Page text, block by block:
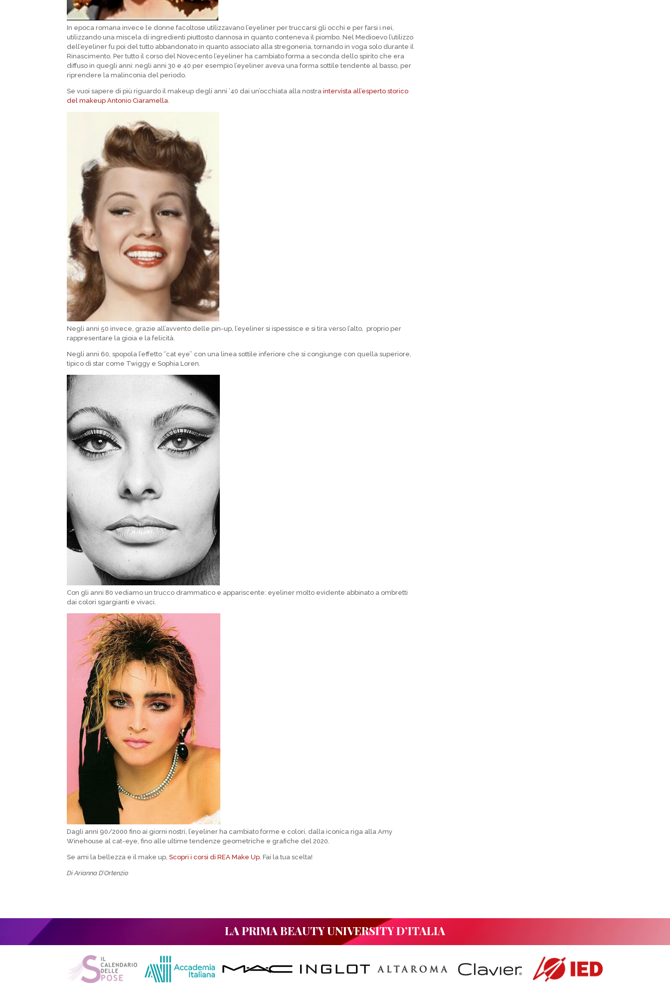
In epoca romana invece le donne facoltose utilizzavano l’eyeliner per truccarsi gli occhi e per farsi i nei,
utilizzando una miscela di ingredienti piuttosto dannosa in quanto conteneva il piombo. Nel Medioevo l’utilizzo
dell’eyeliner fu poi del tutto abbandonato in quanto associato alla stregoneria, tornando in voga solo durante il
Rinascimento. Per tutto il corso del Novecento l’eyeliner ha cambiato forma a seconda dello spirito che era
diffuso in quegli anni: negli anni 30 e 40 per esempio l’eyeliner aveva una forma sottile tendente al basso, per
riprendere la malinconia del periodo.
Se vuoi sapere di più riguardo il makeup degli anni ’40 dai un’occhiata alla nostraintervista all’esperto storico
del makeup Antonio Ciaramella.
Negli anni 50 invece, grazie all’avvento delle pin-up, l’eyeliner si ispessisce e si tira verso l’alto, proprio per
rappresentare la gioia e la felicità.
Negli anni 60, spopola l’effetto ‘’cat eye’’ con una linea sottile inferiore che si congiunge con quella superiore,
tipico di star come Twiggy e Sophia Loren.
Con gli anni 80 vediamo un trucco drammatico e appariscente: eyeliner molto evidente abbinato a ombretti
dai colori sgargianti e vivaci.
Dagli anni 90/2000 fino ai giorni nostri, l’eyeliner ha cambiato forme e colori, dalla iconica riga alla Amy
Winehouse al cat-eye, fino alle ultime tendenze geometriche e grafiche del 2020.
Se ami la bellezza e il make up,Scopri i corsi di REA Make Up. Fai la tua scelta!
Di Arianna D’Ortenzio
LA PRIMA BEAUTY UNIVERSITY D’ITALIA